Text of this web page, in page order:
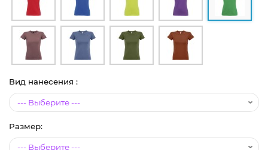
Вид нанесения :
Размер: